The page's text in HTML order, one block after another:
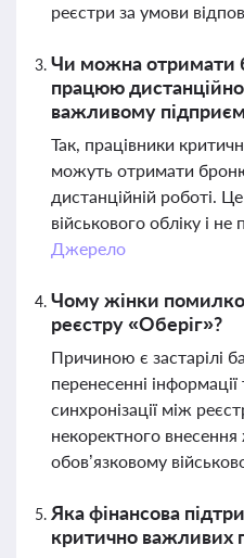
реєстри за умови
Чи можна отримати
працюю
важливому
Так, працівники
можуть отримати
дистанційній роботі.
військового обліку і
Джерело
Чому жінки
реєстру «Оберіг»?
Причиною є застарілі
перенесенні інформації
синхронізації між
некоректного внесення
обов’язковому
Яка фінансова
критично важливих